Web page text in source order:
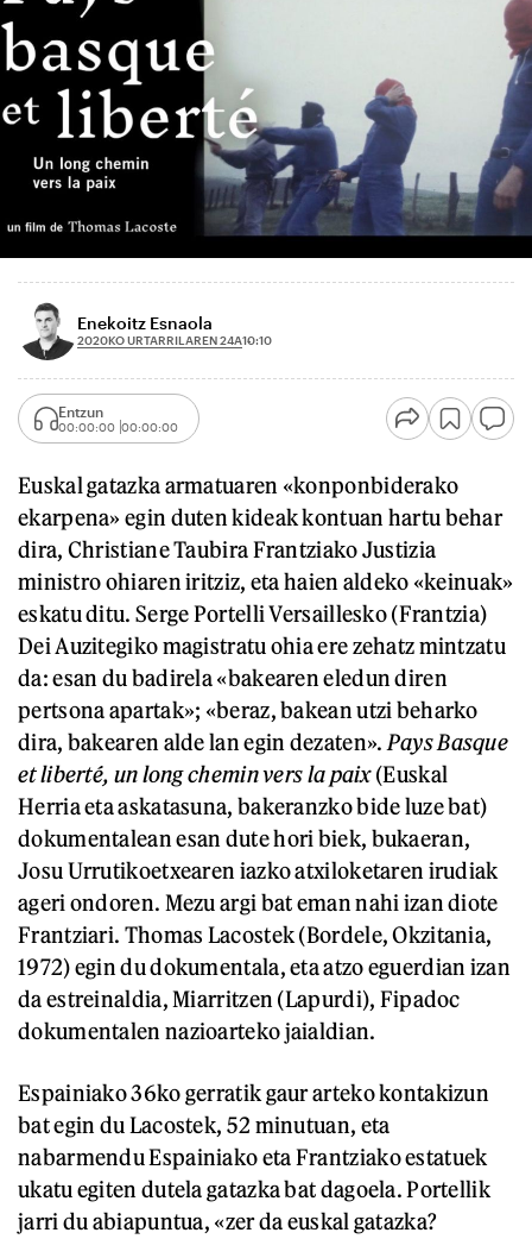
Enekoitz Esnaola
2020KO URTARRILAREN 24A10:10
Entzun
00:00:00 00:00:00
Euskal gatazka armatuaren «konponbiderako
ekarpena» egin duten kideak kontuan hartu behar
dira, Christiane Taubira Frantziako Justizia
ministro ohiaren iritziz, eta haien aldeko «keinuak»
eskatu ditu. Serge Portelli Versaillesko (Frantzia)
Dei Auzitegiko magistratu ohia ere zehatz mintzatu
da: esan du badirela «bakearen eledun diren
pertsona apartak»; «beraz, bakean utzi beharko
dira, bakearen alde lan egin dezaten». Pays Basque
et liberté, un long chemin vers la paix(Euskal
Herria eta askatasuna, bakeranzko bide luze bat)
dokumentalean esan dute hori biek, bukaeran,
Josu Urrutikoetxearen iazko atxiloketaren irudiak
ageri ondoren. Mezu argi bat eman nahi izan diote
Frantziari. Thomas Lacostek (Bordele, Okzitania,
1972) egin du dokumentala, eta atzo eguerdian izan
da estreinaldia, Miarritzen (Lapurdi), Fipadoc
dokumentalen nazioarteko jaialdian.
Espainiako 36ko gerratik gaur arteko kontakizun
bat egin du Lacostek, 52 minutuan, eta
nabarmendu Espainiako eta Frantziako estatuek
ukatu egiten dutela gatazka bat dagoela. Portellik
jarri du abiapuntua, «zer da euskal gatazka?